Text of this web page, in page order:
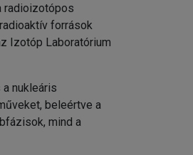
radioizotópos
források
Izotóp Laboratórium
nukleáris
beleértve a
mind a